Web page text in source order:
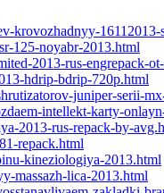
krovozhadnyy-16112013-
125-noyabr-2013.html
2013-rus-engrepack-
hdrip-bdrip-720p.html
juniper-serii-
intellekt-karty-
2013-rus-repack-by-
repack.html
kineziologiya-2013.html
massazh-lica-2013.html